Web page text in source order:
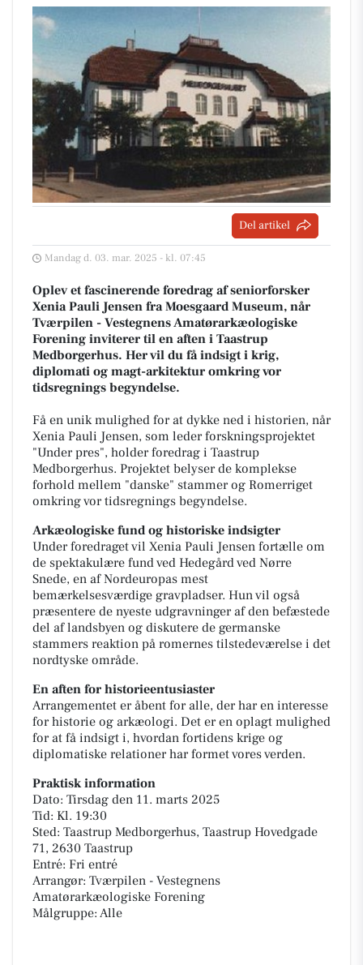
Del artikel
Mandag d. 03. mar. 2025 - kl. 07:45
Oplev et fascinerende foredrag af seniorforsker
Xenia Pauli Jensen fra Moesgaard Museum, når
Tværpilen - Vestegnens Amatørarkæologiske
Forening inviterer til en aften i Taastrup
Medborgerhus. Her vil du få indsigt i krig,
diplomati og magt-arkitektur omkring vor
tidsregnings begyndelse.
Få en unik mulighed for at dykke ned i historien, når
Xenia Pauli Jensen, som leder forskningsprojektet
"Under pres", holder foredrag i Taastrup
Medborgerhus. Projektet belyser de komplekse
forhold mellem "danske" stammer og Romerriget
omkring vor tidsregnings begyndelse.
Arkæologiske fund og historiske indsigter
Under foredraget vil Xenia Pauli Jensen fortælle om
de spektakulære fund ved Hedegård ved Nørre
Snede, en af Nordeuropas mest
bemærkelsesværdige gravpladser. Hun vil også
præsentere de nyeste udgravninger af den befæstede
del af landsbyen og diskutere de germanske
stammers reaktion på romernes tilstedeværelse i det
nordtyske område.
En aften for historieentusiaster
Arrangementet er åbent for alle, der har en interesse
for historie og arkæologi. Det er en oplagt mulighed
for at få indsigt i, hvordan fortidens krige og
diplomatiske relationer har formet vores verden.
Praktisk information
Dato: Tirsdag den 11. marts 2025
Tid: Kl. 19:30
Sted: Taastrup Medborgerhus, Taastrup Hovedgade
71, 2630 Taastrup
Entré: Fri entré
Arrangør: Tværpilen - Vestegnens
Amatørarkæologiske Forening
Målgruppe: Alle